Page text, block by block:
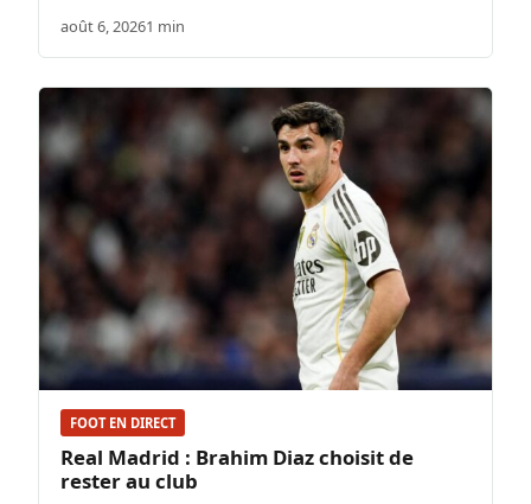
août 6, 20261 min
FOOT EN DIRECT
Real Madrid : Brahim Diaz choisit de
rester au club